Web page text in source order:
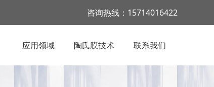
咨询热线：15714016422
应用领域 陶氏膜技术 联系我们